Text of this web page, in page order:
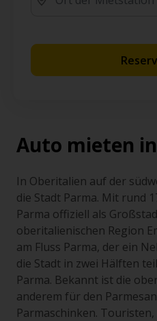
Auto mieten
In Oberitalien auf der
die Stadt Parma. Mit rund
Parma offiziell als
oberitalienischen Region
am Fluss Parma, der ein
die Stadt in zwei Hälften
Parma. Bekannt ist die
anderem für den
Parmaschinken.